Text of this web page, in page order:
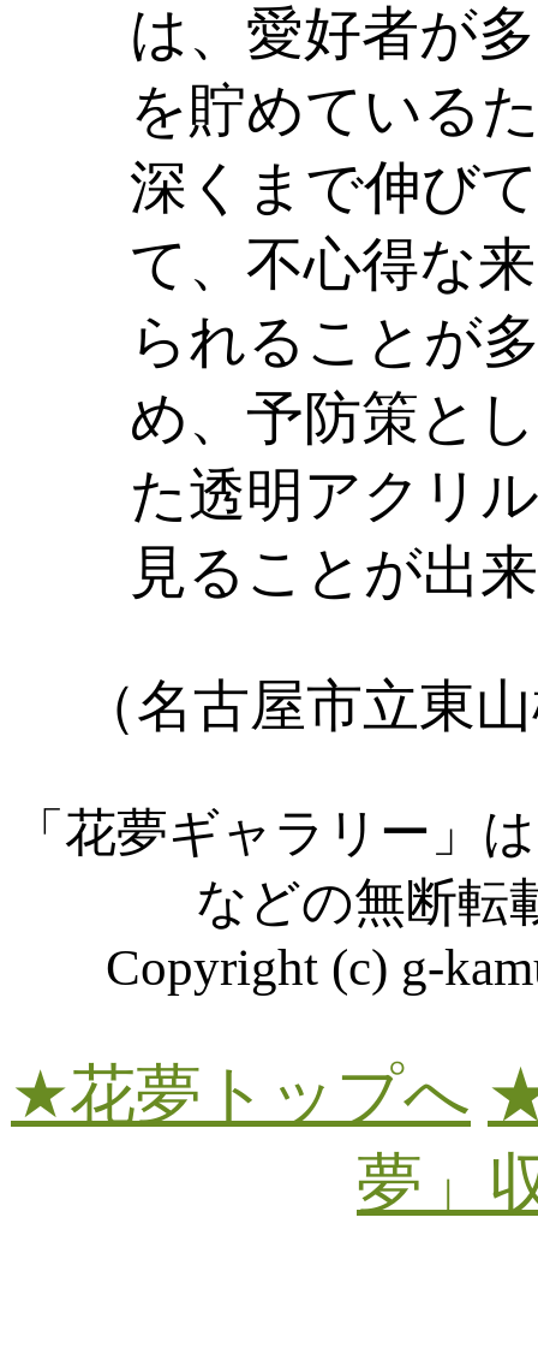
は、愛好者が
を貯めている
深くまで伸び
て、不心得な
られることが
め、予防策と
た透明アクリ
見ることが出
（名古屋市立東
「花夢ギャラリー」
などの無断転
Copyright (c) g-
★花夢トップへ
夢」